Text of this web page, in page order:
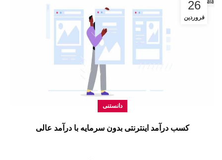
26
فروردین
دانستنی
کسب درآمد اینترنتی بدون سرمایه با درآمد عالی